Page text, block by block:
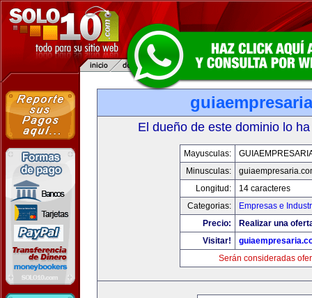
El dueño de este dominio lo
Mayusculas:
Minusculas:
Longitud:
14 caracteres
Categorias:
Empresas e
Precio:
Realizar una
Visitar!
Serán consideradas